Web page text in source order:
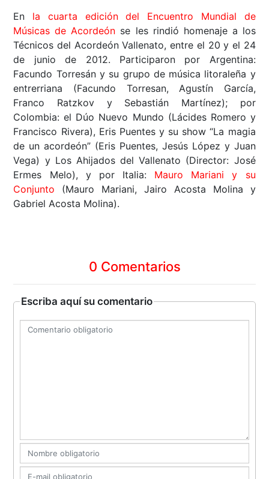
En la cuarta edición del Encuentro Mundial de
Músicas de Acordeón se les rindió homenaje a los
Técnicos del Acordeón Vallenato, entre el 20 y el 24
de junio de 2012. Participaron por Argentina:
Facundo Torresán y su grupo de música litoraleña y
entrerriana (Facundo Torresan, Agustín García,
Franco Ratzkov y Sebastián Martínez); por
Colombia: el Dúo Nuevo Mundo (Lácides Romero y
Francisco Rivera), Eris Puentes y su show “La magia
de un acordeón” (Eris Puentes, Jesús López y Juan
Vega) y Los Ahijados del Vallenato (Director: José
Ermes Melo), y por Italia: Mauro Mariani y su
Conjunto (Mauro Mariani, Jairo Acosta Molina y
Gabriel Acosta Molina).
0 Comentarios
Escriba aquí su comentario